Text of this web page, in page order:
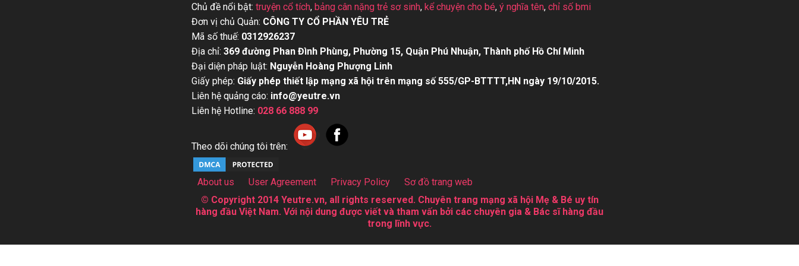
Chủ đề nổi bật: truyện cổ tích, bảng cân nặng trẻ sơ sinh, kể chuyện cho bé, ý nghĩa tên, chỉ số bmi
Đơn vị chủ Quản: CÔNG TY CỔ PHẦN YÊU TRẺ
Mã số thuế: 0312926237
Địa chỉ: 369 đường Phan Đình Phùng, Phường 15, Quận Phú Nhuận, Thành phố Hồ Chí Minh
Đại diện pháp luật: Nguyễn Hoàng Phượng Linh
Giấy phép: Giấy phép thiết lập mạng xã hội trên mạng số 555/GP-BTTTT,HN ngày 19/10/2015.
Liên hệ quảng cáo: info@yeutre.vn
Liên hệ Hotline: 028 66 888 99
Theo dõi chúng tôi trên:
About us User Agreement Privacy Policy
Sơ đồ trang web
© Copyright 2014 Yeutre.vn, all rights reserved. Chuyên trang mạng xã hội Mẹ & Bé uy tín
hàng đầu Việt Nam. Với nội dung được viết và tham vấn bởi các chuyên gia & Bác sĩ hàng đầu
trong lĩnh vực.